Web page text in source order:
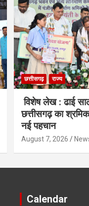
छत्तीसगढ़ राज्य
विशेष लेख : ढाई
छत्तीसगढ़ का
नई पहचान
August 7, 2026
Calendar